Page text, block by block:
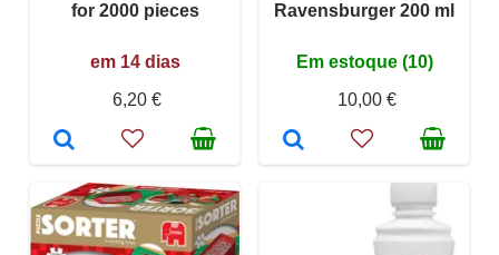
for 2000 pieces
em 14 dias
6,20 €
Ravensburger 200 ml
Em estoque (10)
10,00 €